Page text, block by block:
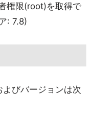
権限(root)を取得で
: 7.8)
びバージョンは次